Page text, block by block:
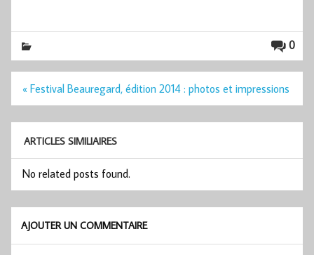
0
Navigation
« Festival Beauregard, édition 2014 : photos et impressions
ARTICLES SIMILIAIRES
No related posts found.
AJOUTER UN COMMENTAIRE